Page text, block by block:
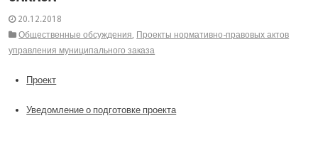
20.12.2018
Общественные обсуждения, Проекты нормативно-правовых актов
управления муниципального заказа
Проект
Уведомление о подготовке проекта